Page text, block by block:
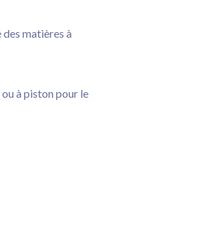
matières à
à piston pour le